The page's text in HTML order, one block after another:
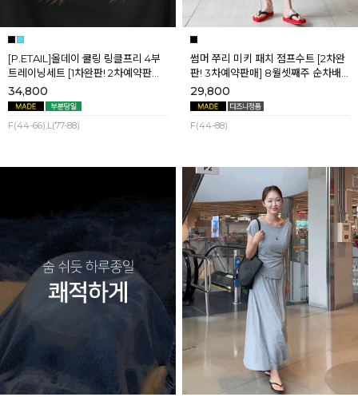
[P.ETAIL]올데이 쿨링 링클프리 4부
트레이닝세트 [1차완판! 2차예약판매]
[블랙L] 8월셋째주 순차배송
34,800
F(44-66),L(77-88)
썸머 쭈리 미키 패치 점프수트 [2차완
판! 3차예약판매] 8월셋째주 순차배
송
29,800
F(44-88)